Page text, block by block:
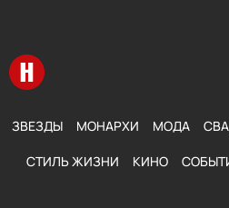
Перейти на главную
ЗВЕЗДЫ МОНАРХИ МОДА
СТИЛЬ ЖИЗНИ КИНО